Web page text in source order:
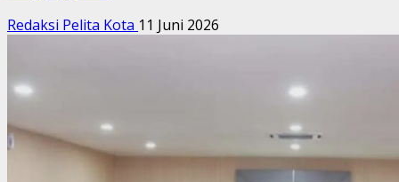
Redaksi Pelita Kota 11 Juni 2026